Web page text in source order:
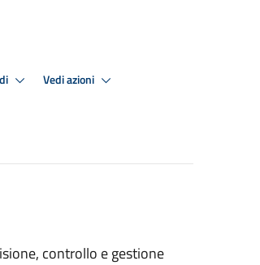
Vedi azioni
controllo e gestione